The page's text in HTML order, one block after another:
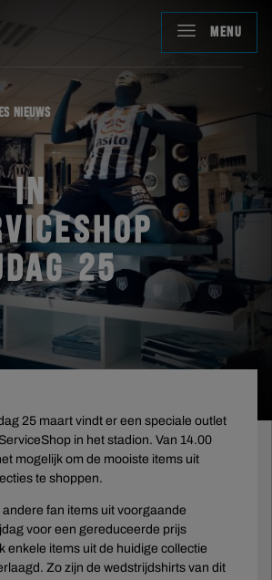
MENU
NIEUWS
IN
25
25 maart vindt er een speciale outlet
in het stadion. Van 14.00
mogelijk om de mooiste items uit
te shoppen.
fan items uit voorgaande
voor een gereduceerde prijs
enkele items uit de huidige collectie
Zo zijn de wedstrijdshirts van dit